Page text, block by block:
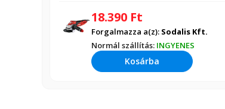
18.390 Ft
Forgalmazza a(z): Sodalis Kft.
Normál szállítás: INGYENES
Kosárba